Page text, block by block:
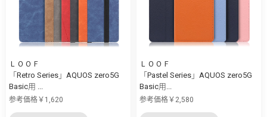
ＬＯＯＦ
「Retro Series」AQUOS zero5G
Basic用 ...
参考価格￥1,620
ＬＯＯＦ
「Pastel Series」AQUOS zero5G
Basic用...
参考価格￥2,580